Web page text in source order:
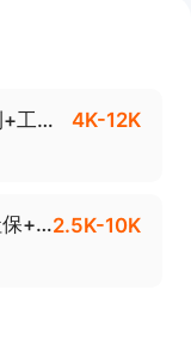
机械设计工程师（社保+节日福利+工作餐+节假日） 4K-12K
产品销售经理（年薪10w+转正社保+差旅补助）2.5K-10K